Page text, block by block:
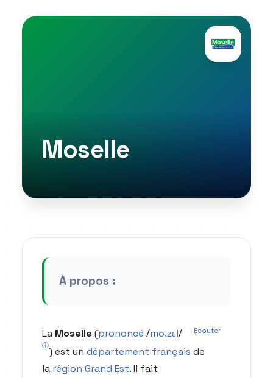
Moselle
À propos :
La Moselle (prononcé /mo.zɛl/
Écouter
ⓘ) est un département français de
la région Grand Est. Il fait